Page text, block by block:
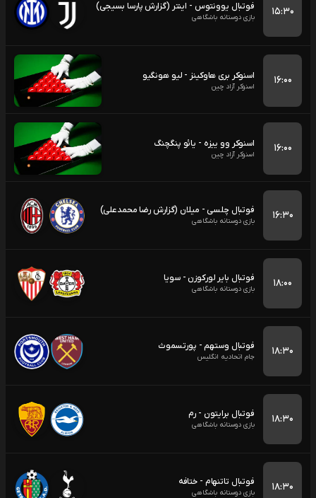
۱۵:۳۰ فوتبال یوونتوس - اینتر (گزارش پارسا بسیجی)
بازی دوستانه باشگاهی
۱۶:۰۰ اسنوکر بری هاوکینز - لیو هونگیو
اسنوکر آزاد چین
۱۶:۰۰ اسنوکر وو ییزه - یائو پنگچنگ
اسنوکر آزاد چین
۱۶:۳۰ فوتبال چلسی - میلان (گزارش رضا محمدعلی)
بازی دوستانه باشگاهی
۱۸:۰۰ فوتبال بایر لورکوزن - سویا
بازی دوستانه باشگاهی
۱۸:۳۰ فوتبال وستهم - پورتسموث
جام اتحادیه انگلیس
۱۸:۳۰ فوتبال برایتون - رم
بازی دوستانه باشگاهی
۱۸:۳۰ فوتبال تاتنهام - ختافه
بازی دوستانه باشگاهی